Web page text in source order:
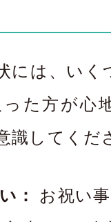
には、いく
た方が心
識してくだ
： お祝い